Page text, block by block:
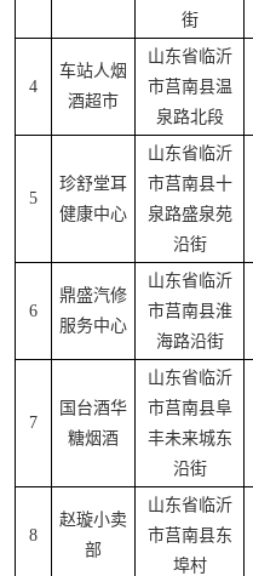
街
4
车站人烟
酒超市
山东省临沂
市莒南县温
泉路北段
5
珍舒堂耳
健康中心
山东省临沂
市莒南县十
泉路盛泉苑
沿街
6
鼎盛汽修
服务中心
山东省临沂
市莒南县淮
海路沿街
7
国台酒华
糖烟酒
山东省临沂
市莒南县阜
丰未来城东
沿街
8
赵璇小卖
部
山东省临沂
市莒南县东
埠村